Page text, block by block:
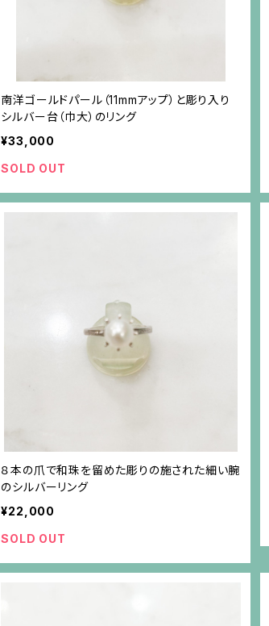
南洋ゴールドパール（11mmアップ）と彫り入り
シルバー台（巾大）のリング
¥33,000
SOLD OUT
８本の爪で和珠を留めた彫りの施された細い腕
のシルバーリング
¥22,000
SOLD OUT